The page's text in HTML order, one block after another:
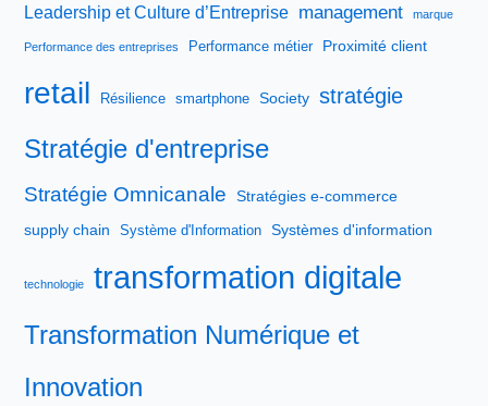
Leadership et Culture d’Entreprise management marque
Performance des entreprises Performance métier Proximité client
retail Résilience smartphone Society stratégie
Stratégie d'entreprise
Stratégie Omnicanale
Stratégies e-commerce
supply chain
Système d'Information Systèmes d'information
technologie transformation digitale
Transformation Numérique et
Innovation